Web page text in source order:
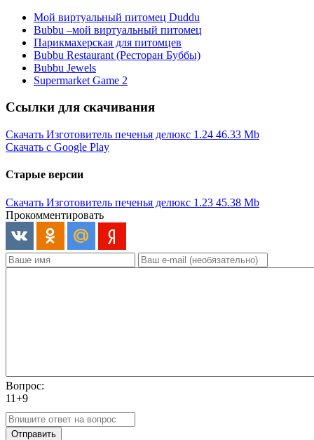
Мой виртуальный питомец Duddu
Bubbu –мой виртуальный питомец
Парикмахерская для питомцев
Bubbu Restaurant (Ресторан Буббы)
Bubbu Jewels
Supermarket Game 2
Ссылки для скачивания
Скачать Изготовитель печенья делюкс 1.24 46.33 Mb
Скачать с Google Play
Старые версии
Скачать Изготовитель печенья делюкс 1.23 45.38 Mb
Прокомментировать
Вопрос:
11+9
Отправить